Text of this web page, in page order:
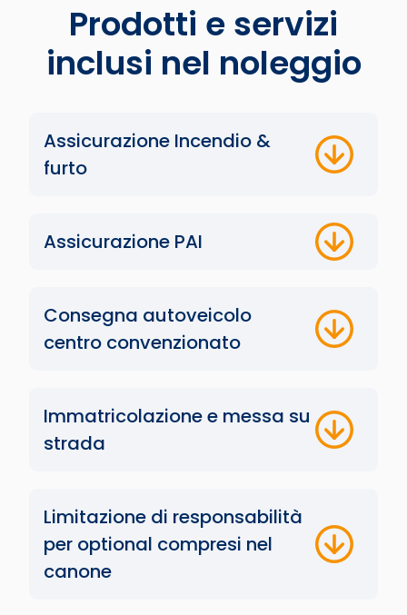
Prodotti e servizi
inclusi nel noleggio
Assicurazione Incendio &
furto
Assicurazione PAI
Consegna autoveicolo
centro convenzionato
Immatricolazione e messa su
strada
Limitazione di responsabilità
per optional compresi nel
canone